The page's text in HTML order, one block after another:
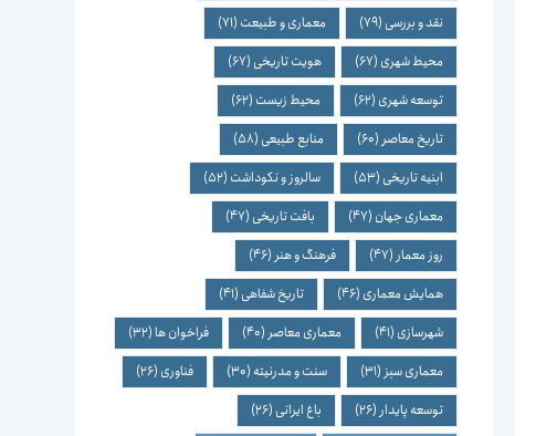
نقد و بررسی (79) معماری و طبیعت (71)
محیط شهری (67) هویت تاریخی (67)
توسعه شهری (62) محیط زیست (62)
تاریخ معاصر (60) منابع طبیعی (58)
ابنیه تاریخی (53) سالروز و نکوداشت (52)
معماری جهان (47) بافت تاریخی (47)
روز معمار (47) فرهنگ و هنر (46)
همایش معماری (46) تاریخ شفاهی (41)
شهرسازی (41) معماری معاصر (40) فراخوان ها(32)
معماری سبز (31) سنت و مدرنیته (30) فناوری (26)
توسعه پایدار (26) باغ ایرانی (26)